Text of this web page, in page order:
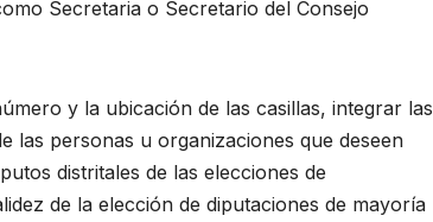
Secretaria o Secretario del Consejo
y la ubicación de las casillas, integrar las
las personas u organizaciones que deseen
distritales de las elecciones de
de la elección de diputaciones de mayoría